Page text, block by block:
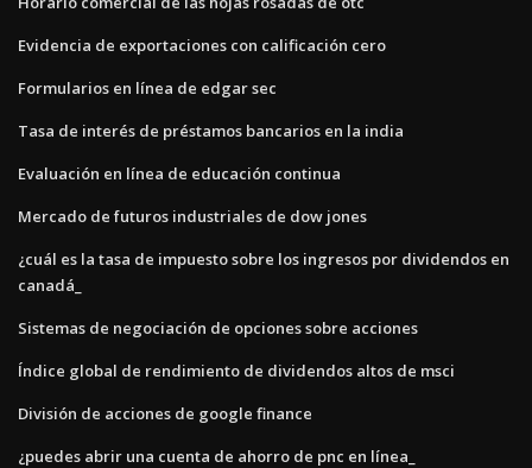
Evidencia de exportaciones con calificación cero
Formularios en línea de edgar sec
Tasa de interés de préstamos bancarios en la india
Evaluación en línea de educación continua
Mercado de futuros industriales de dow jones
¿cuál es la tasa de impuesto sobre los ingresos por dividendos en
canadá_
Sistemas de negociación de opciones sobre acciones
Índice global de rendimiento de dividendos altos de msci
División de acciones de google finance
¿puedes abrir una cuenta de ahorro de pnc en línea_